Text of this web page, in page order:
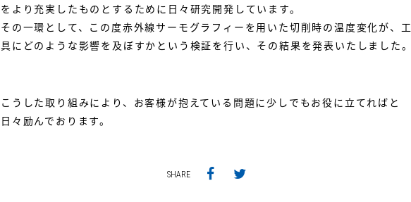
をより充実したものとするために日々研究開発しています。
その一環として、この度赤外線サーモグラフィーを用いた切削時の温度変化が、工
具にどのような影響を及ぼすかという検証を行い、その結果を発表いたしました。
こうした取り組みにより、お客様が抱えている問題に少しでもお役に立てればと
日々励んでおります。
SHARE